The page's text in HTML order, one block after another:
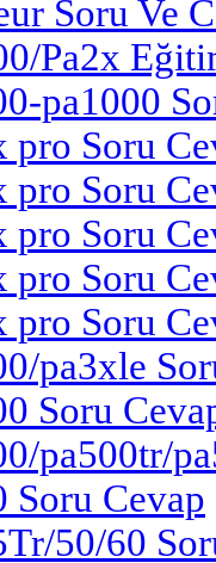
Soru Ve
Pa2x
pa1000
pro Soru
pro Soru
pro Soru
pro Soru
pro Soru
pa3xle
Soru
pa500tr/
Soru Cevap
50/60